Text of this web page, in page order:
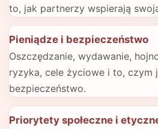
to, jak partnerzy wspierają
Pieniądze i bezpieczeństwo
Oszczędzanie, wydawanie,
ryzyka, cele życiowe i to, czym
bezpieczeństwo.
Priorytety społeczne i